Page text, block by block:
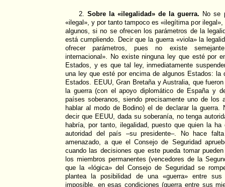
2. Sobre la «ilegalidad» de la guerra. No se
«ilegal», y por tanto tampoco es «ilegítima por
algunos, si no se ofrecen los parámetros de la
está cumpliendo. Decir que la guerra «viola» la
ofrecer parámetros, pues no existe
internacional». No existe ninguna ley que esté por
Estados, y es que tal ley, inmediatamente
una ley que esté por encima de algunos Estados: la
Estados. EEUU, Gran Bretaña y Australia, que
la guerra (con el apoyo diplomático de España y
países soberanos, siendo precisamente uno de los
hablar al modo de Bodino) el de declarar la guerra.
decir que EEUU, dada su soberanía, no tenga
habría, por tanto, ilegalidad, puesto que quien la
autoridad del país –su presidente–. No hace
amenazado, a que el Consejo de Seguridad
cuando las decisiones que este pueda tomar
los miembros permanentes (vencedores de la
que la «lógica» del Consejo de Seguridad se
plantea la posibilidad de una «guerra» entre sus
imposible, en esas condiciones (guerra entre sus